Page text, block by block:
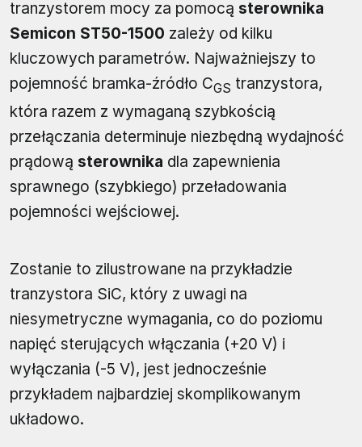
tranzystorem mocy za pomocą sterownika
Semicon ST50-1500 zależy od kilku
kluczowych parametrów. Najważniejszy to
pojemność bramka-źródło CGS tranzystora,
która razem z wymaganą szybkością
przełączania determinuje niezbędną wydajność
prądową sterownika dla zapewnienia
sprawnego (szybkiego) przeładowania
pojemności wejściowej.
Zostanie to zilustrowane na przykładzie
tranzystora SiC, który z uwagi na
niesymetryczne wymagania, co do poziomu
napięć sterujących włączania (+20 V) i
wyłączania (-5 V), jest jednocześnie
przykładem najbardziej skomplikowanym
układowo.